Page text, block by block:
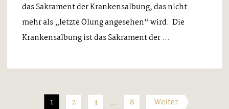
das Sakrament der Krankensalbung, das nicht
mehr als „letzte Ölung angesehen“ wird. Die
Krankensalbung ist das Sakrament der ...
1 2 3 … 8 Weiter